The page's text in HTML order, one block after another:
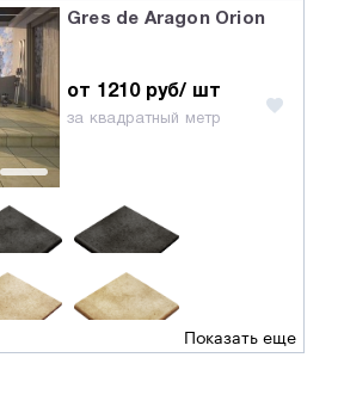
Gres de Aragon Orion
от 1210 руб/ шт
за квадратный метр
Показать еще